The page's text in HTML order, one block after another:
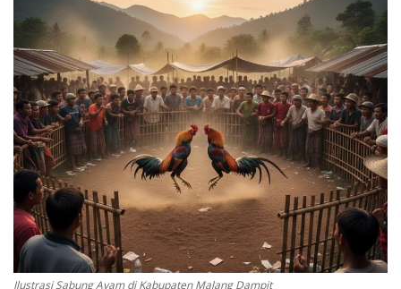
Keamanan
Kejahatan
Cybers Event
UMKM & Ekonomi Kreatif
Pekerja Migran Indonesia
Ekonomi
Ilustrasi Sabung Ayam di Kabupaten Malang Dampit